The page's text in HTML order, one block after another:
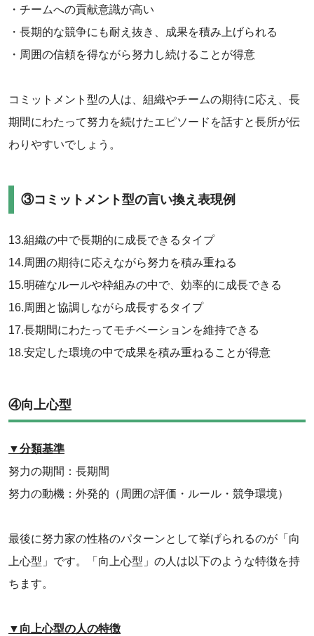
・チームへの貢献意識が高い
・長期的な競争にも耐え抜き、成果を積み上げられる
・周囲の信頼を得ながら努力し続けることが得意
コミットメント型の人は、組織やチームの期待に応え、長
期間にわたって努力を続けたエピソードを話すと長所が伝
わりやすいでしょう。
③コミットメント型の言い換え表現例
13.組織の中で長期的に成長できるタイプ
14.周囲の期待に応えながら努力を積み重ねる
15.明確なルールや枠組みの中で、効率的に成長できる
16.周囲と協調しながら成長するタイプ
17.長期間にわたってモチベーションを維持できる
18.安定した環境の中で成果を積み重ねることが得意
④向上心型
▼分類基準
努力の期間：長期間
努力の動機：外発的（周囲の評価・ルール・競争環境）
最後に努力家の性格のパターンとして挙げられるのが「向
上心型」です。「向上心型」の人は以下のような特徴を持
ちます。
▼向上心型の人の特徴